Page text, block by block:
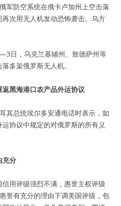
军防空系统在俄卡卢加州上空击落
次用无人机发动恐怖袭击。乌方
日，乌克兰基辅州、敖德萨州等
多架俄罗斯无人机。
黑海港口农产品外运协议
其总统埃尔多安通电话时表示，如
协议中规定的对俄罗斯的所有义
充分
用评级强烈不满，惠誉主权评级
誉有充分的理由下调美国评级，包